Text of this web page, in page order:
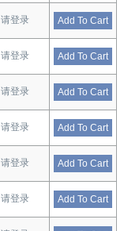
请登录 Add To Cart
请登录 Add To Cart
请登录 Add To Cart
请登录 Add To Cart
请登录 Add To Cart
请登录 Add To Cart